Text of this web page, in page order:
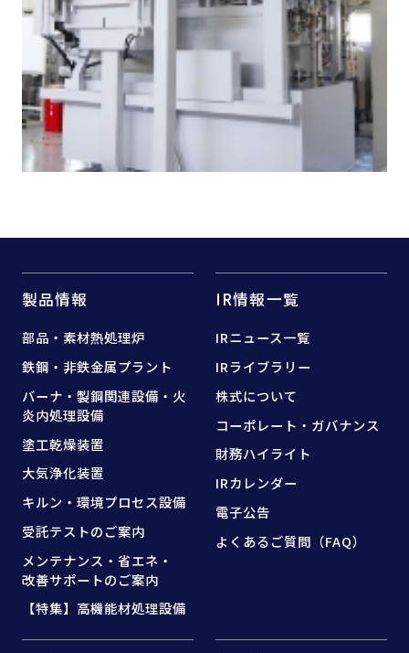
製品情報
部品・素材熱処理炉
鉄鋼・非鉄金属プラント
バーナ・製鋼関連設備・ 火
炎内処理設備
塗工乾燥装置
大気浄化装置
キルン・環境プロセス設備
受託テストのご案内
メンテナンス・省エネ・
改善サポートのご案内
【特集】高機能材処理設備
IR情報一覧
IRニュース一覧
IRライブラリー
株式について
コーポレート・ガバナンス
財務ハイライト
IRカレンダー
電子公告
よくあるご質問（FAQ）